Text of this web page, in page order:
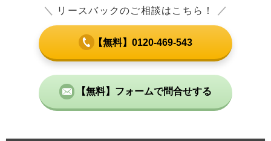
＼ リースバックのご相談はこちら！ ／
【無料】0120-469-543
【無料】フォームで問合せする